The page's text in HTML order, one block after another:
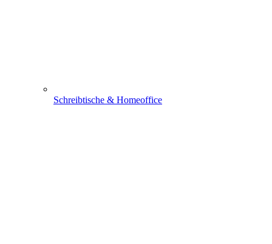
Schreibtische & Homeoffice